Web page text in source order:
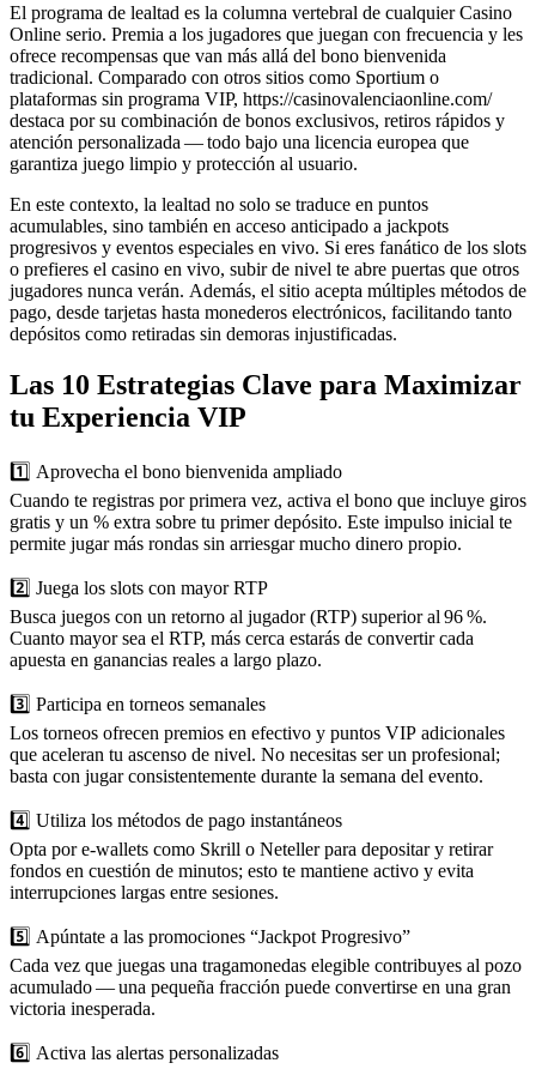
El programa de lealtad es la columna vertebral de cualquier Casino
Online serio. Premia a los jugadores que juegan con frecuencia y les
ofrece recompensas que van más allá del bono bienvenida
tradicional. Comparado con otros sitios como Sportium o
plataformas sin programa VIP, https://casinovalenciaonline.com/
destaca por su combinación de bonos exclusivos, retiros rápidos y
atención personalizada — todo bajo una licencia europea que
garantiza juego limpio y protección al usuario.
En este contexto, la lealtad no solo se traduce en puntos
acumulables, sino también en acceso anticipado a jackpots
progresivos y eventos especiales en vivo. Si eres fanático de los slots
o prefieres el casino en vivo, subir de nivel te abre puertas que otros
jugadores nunca verán. Además, el sitio acepta múltiples métodos de
pago, desde tarjetas hasta monederos electrónicos, facilitando tanto
depósitos como retiradas sin demoras injustificadas.
Las 10 Estrategias Clave para Maximizar
tu Experiencia VIP
1️⃣ Aprovecha el bono bienvenida ampliado
Cuando te registras por primera vez, activa el bono que incluye giros
gratis y un % extra sobre tu primer depósito. Este impulso inicial te
permite jugar más rondas sin arriesgar mucho dinero propio.
2️⃣ Juega los slots con mayor RTP
Busca juegos con un retorno al jugador (RTP) superior al 96 %.
Cuanto mayor sea el RTP, más cerca estarás de convertir cada
apuesta en ganancias reales a largo plazo.
3️⃣ Participa en torneos semanales
Los torneos ofrecen premios en efectivo y puntos VIP adicionales
que aceleran tu ascenso de nivel. No necesitas ser un profesional;
basta con jugar consistentemente durante la semana del evento.
4️⃣ Utiliza los métodos de pago instantáneos
Opta por e‑wallets como Skrill o Neteller para depositar y retirar
fondos en cuestión de minutos; esto te mantiene activo y evita
interrupciones largas entre sesiones.
5️⃣ Apúntate a las promociones “Jackpot Progresivo”
Cada vez que juegas una tragamonedas elegible contribuyes al pozo
acumulado — una pequeña fracción puede convertirse en una gran
victoria inesperada.
6️⃣ Activa las alertas personalizadas